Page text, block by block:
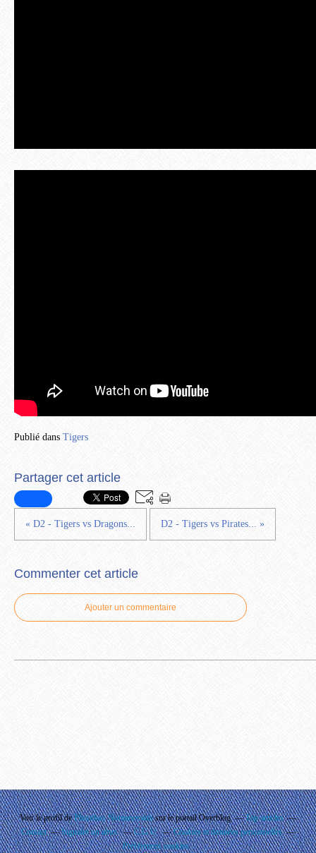
Publié dans Tigers
Partager cet article
« D2 - Tigers vs Dragons... D2 - Tigers vs Pirates... »
Commenter cet article
Ajouter un commentaire
Voir le profil dePhouthay Nontanovanhsur le portail Overblog
Top articles
Contact
Signaler un abus C.G.U.
Cookies et données personnelles
Préférences cookies